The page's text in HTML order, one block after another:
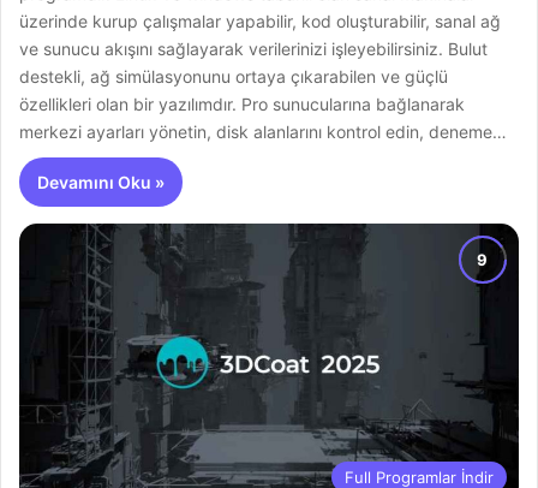
üzerinde kurup çalışmalar yapabilir, kod oluşturabilir, sanal ağ
ve sunucu akışını sağlayarak verilerinizi işleyebilirsiniz. Bulut
destekli, ağ simülasyonunu ortaya çıkarabilen ve güçlü
özellikleri olan bir yazılımdır. Pro sunucularına bağlanarak
merkezi ayarları yönetin, disk alanlarını kontrol edin, deneme…
Devamını Oku »
Full Programlar İndir